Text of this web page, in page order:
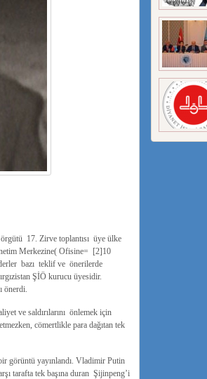
17. Zirve toplantısı üye ülke
Merkezine( Ofisine= [2]10
bazı teklif ve önerilerde
ŞİÖ kurucu üyesidir.
önerdi.
ve saldırılarını önlemek için
cömertlikle para dağıtan tek
görüntü yayınlandı. Vladimir Putin
tarafta tek başına duran Şijinpeng’i